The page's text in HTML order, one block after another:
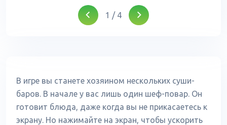
1 / 4
В игре вы станете хозяином нескольких суши-
баров. В начале у вас лишь один шеф-повар. Он
готовит блюда, даже когда вы не прикасаетесь к
экрану. Но нажимайте на экран, чтобы ускорить